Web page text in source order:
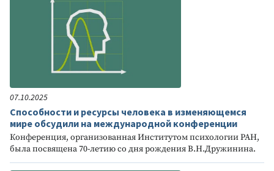
07.10.2025
Способности и ресурсы человека в изменяющемся
мире обсудили на международной конференции
Конференция, организованная Институтом психологии РАН,
была посвящена 70-летию со дня рождения В.Н.Дружинина.